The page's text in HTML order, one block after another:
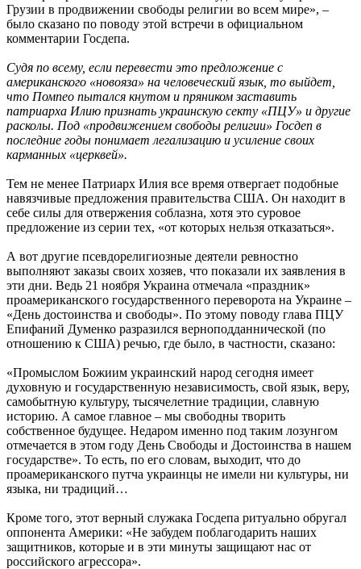
Грузии в продвижении свободы религии во всем мире», –
было сказано по поводу этой встречи в официальном
комментарии Госдепа.
Судя по всему, если перевести это предложение с
американского «новояза» на человеческий язык, то выйдет,
что Помпео пытался кнутом и пряником заставить
патриарха Илию признать украинскую секту «ПЦУ» и другие
расколы. Под «продвижением свободы религии» Госдеп в
последние годы понимает легализацию и усиление своих
карманных «церквей».
Тем не менее Патриарх Илия все время отвергает подобные
навязчивые предложения правительства США. Он находит в
себе силы для отвержения соблазна, хотя это суровое
предложение из серии тех, «от которых нельзя отказаться».
А вот другие псевдорелигиозные деятели ревностно
выполняют заказы своих хозяев, что показали их заявления в
эти дни. Ведь 21 ноября Украина отмечала «праздник»
проамериканского государственного переворота на Украине –
«День достоинства и свободы». По этому поводу глава ПЦУ
Епифаний Думенко разразился верноподданнической (по
отношению к США) речью, где было, в частности, сказано:
«Промыслом Божиим украинский народ сегодня имеет
духовную и государственную независимость, свой язык, веру,
самобытную культуру, тысячелетние традиции, славную
историю. А самое главное – мы свободны творить
собственное будущее. Недаром именно под таким лозунгом
отмечается в этом году День Свободы и Достоинства в нашем
государстве». То есть, по его словам, выходит, что до
проамериканского путча украинцы не имели ни культуры, ни
языка, ни традиций…
Кроме того, этот верный служака Госдепа ритуально обругал
оппонента Америки: «Не забудем поблагодарить наших
защитников, которые и в эти минуты защищают нас от
российского агрессора».